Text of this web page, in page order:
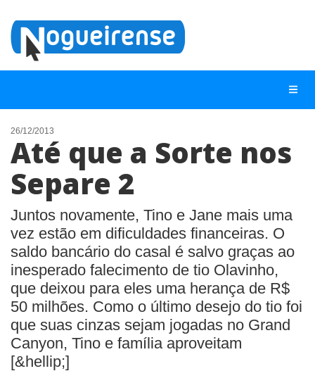
NOTÍCIAS
LISTA DIGITAL
QUEM SOMOS
CONTATO
ANUNCIE
BUSCAR
26/12/2013
Até que a Sorte nos
Separe 2
Juntos novamente, Tino e Jane mais uma
vez estão em dificuldades financeiras. O
saldo bancário do casal é salvo graças ao
inesperado falecimento de tio Olavinho,
que deixou para eles uma herança de R$
50 milhões. Como o último desejo do tio foi
que suas cinzas sejam jogadas no Grand
Canyon, Tino e família aproveitam
[&hellip;]